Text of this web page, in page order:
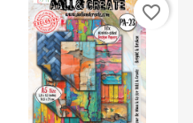
favorite_border